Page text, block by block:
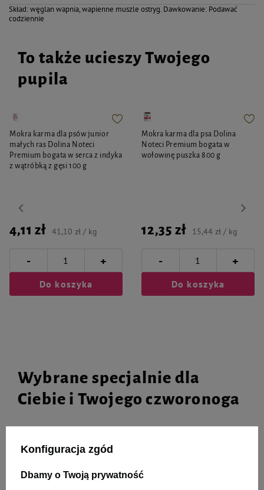
również niezbędny do budowy skorupek ptasich jaj w trakcie lęgów oraz w
okresie pierzenia. Kostka wapienna została wzbogacona o kawałki muszli
wspomagające również rozcierania ziarnistego pokarmu w żołądku ptaka.
węglan wapnia, wapienne muszel ostryg.
Skład: węglan wapnia, wapienne muszle ostryg. Dawkowanie: Podawać
codziennie
To także ucieszy Twojego
pupila
Mokra karma dla psów junior
małych ras Dolina Noteci
Premium bogata w serca z indyka
z wątróbką z gęsi 100 g
4,11 zł 41,10 zł / kg
- +
Do koszyka
Mokra karma dla psa Dolina
Noteci Premium bogata w
wołowinę puszka 800 g
12,35 zł 15,44 zł / kg
- +
Do koszyka
Wybrane specjalnie dla
Ciebie i Twojego czworonoga
Rafi Classic Mokra karma dla kota
x 415 g
Konfiguracja zgód
Dbamy o Twoją prywatność